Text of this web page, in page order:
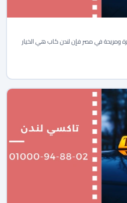
ومريحة في مصر فإن لندن كاب هي الخيار